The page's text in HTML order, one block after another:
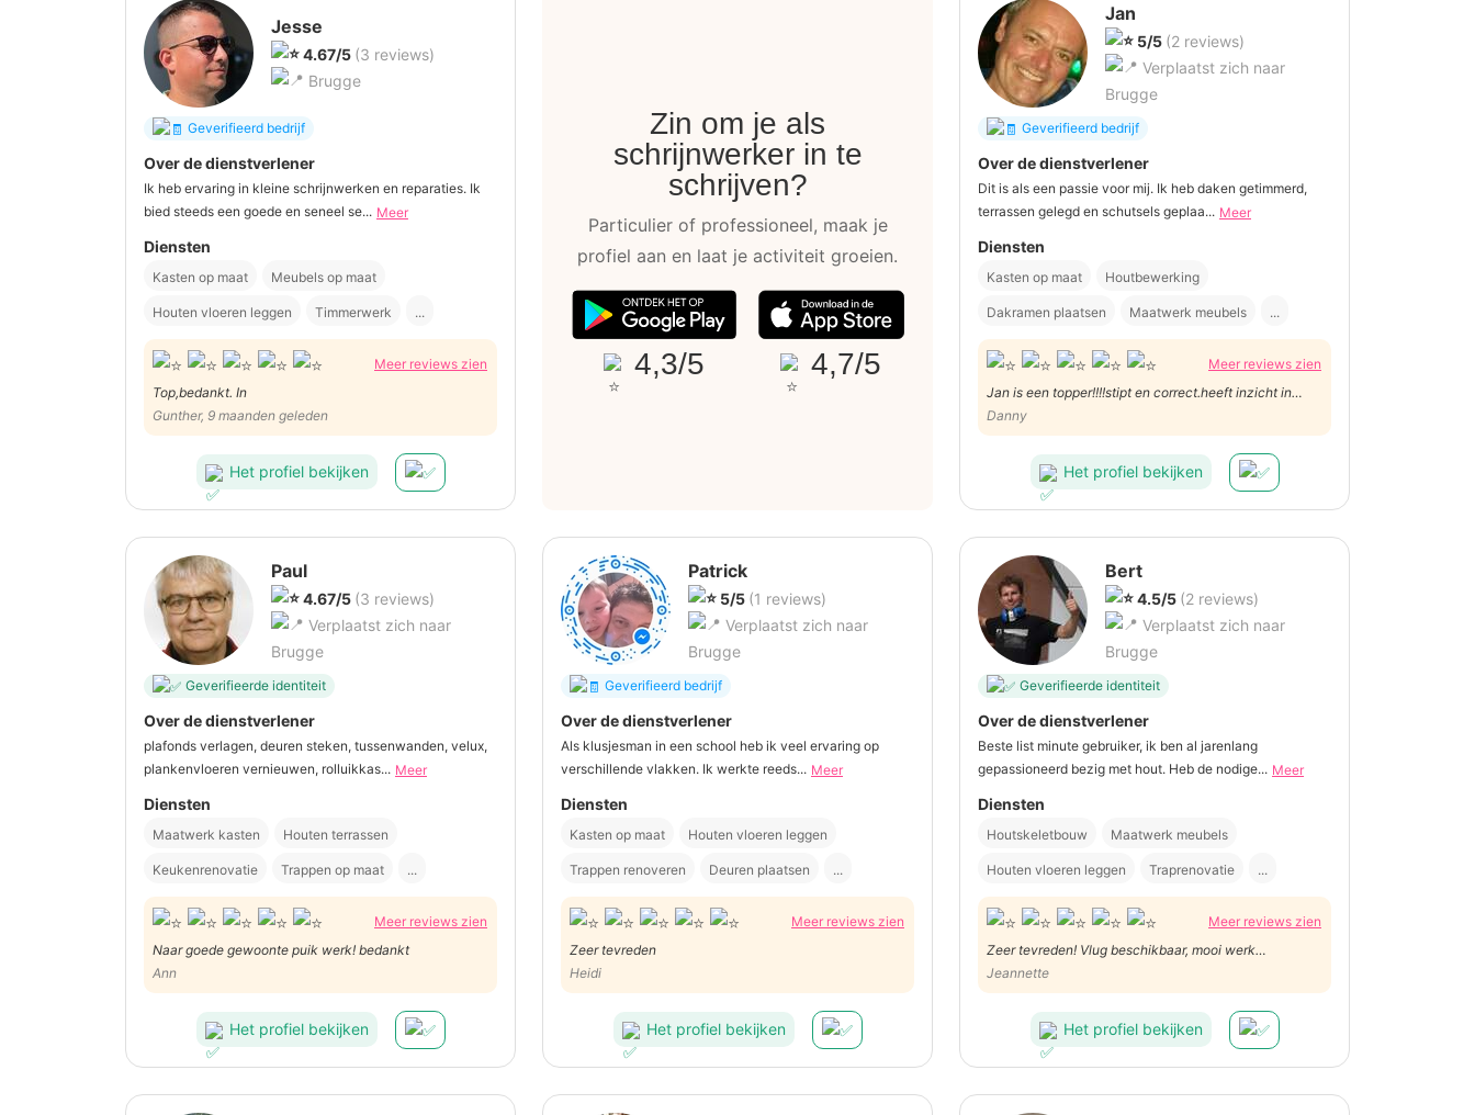
Jesse
4.67/5 (3 reviews)
Brugge
Geverifieerd bedrijf
Over de dienstverlener
Ik heb ervaring in kleine schrijnwerken en reparaties. Ik
bied steeds een goede en seneel se... Meer
Diensten
Kasten op maat Meubels op maat
Houten vloeren leggen Timmerwerk ...
Meer reviews zien
Top,bedankt. In
Gunther, 9 maanden geleden
Het profiel bekijken
Zin om je als
schrijnwerker in te
schrijven?
Particulier of professioneel, maak je
profiel aan en laat je activiteit groeien.
4,3/5 4,7/5
Jan
5/5 (2 reviews)
Verplaatst zich naar
Brugge
Geverifieerd bedrijf
Over de dienstverlener
Dit is als een passie voor mij. Ik heb daken getimmerd,
terrassen gelegd en schutsels geplaa... Meer
Diensten
Kasten op maat Houtbewerking
Dakramen plaatsen Maatwerk meubels ...
Meer reviews zien
Jan is een topper!!!!stipt en correct.heeft inzicht in
werk en vind altijd een oplossing.levert mooi werk
af.zeker aan te raden.
Danny
Het profiel bekijken
Paul
4.67/5 (3 reviews)
Verplaatst zich naar
Brugge
Geverifieerde identiteit
Over de dienstverlener
plafonds verlagen, deuren steken, tussenwanden, velux,
plankenvloeren vernieuwen, rolluikkas... Meer
Diensten
Maatwerk kasten Houten terrassen
Keukenrenovatie Trappen op maat ...
Meer reviews zien
Naar goede gewoonte puik werk! bedankt
Ann
Het profiel bekijken
Patrick
5/5 (1 reviews)
Verplaatst zich naar
Brugge
Geverifieerd bedrijf
Over de dienstverlener
Als klusjesman in een school heb ik veel ervaring op
verschillende vlakken. Ik werkte reeds... Meer
Diensten
Kasten op maat Houten vloeren leggen
Trappen renoveren Deuren plaatsen ...
Meer reviews zien
Zeer tevreden
Heidi
Het profiel bekijken
Bert
4.5/5 (2 reviews)
Verplaatst zich naar
Brugge
Geverifieerde identiteit
Over de dienstverlener
Beste list minute gebruiker, ik ben al jarenlang
gepassioneerd bezig met hout. Heb de nodige... Meer
Diensten
Houtskeletbouw Maatwerk meubels
Houten vloeren leggen Traprenovatie ...
Meer reviews zien
Zeer tevreden! Vlug beschikbaar, mooi werk
afgeleverd, nog wat extra klusjes gedaan, goede
communicatie en de werken uitgevoerd aan een zacht
Jeannette
Het profiel bekijken